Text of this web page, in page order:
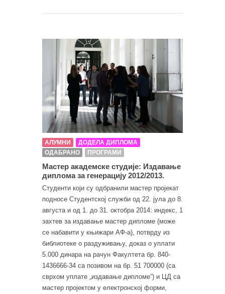
АЛУМНИ
ДОДЕЛА ДИПЛОМА
ОДАБРАНО
ПРОГРАМИ
Мастер академске студије: Издавање
диплома за генерацију 2012/2013.
Студенти који су одбранили мастер пројекат
подносе Студентској служби од 22. јула до 8.
августа и од 1. до 31. октобра 2014: индекс, 1
захтев за издавање мастер дипломе (може
се набавити у књижари АФ‐а), потврду из
библиотеке о раздуживању, доказ о уплати
5.000 динара на рачун Факултета бр. 840‐
1436666‐34 са позивом на бр. 51 700000 (са
сврхом уплате „издавање дипломе”) и ЦД са
мастер пројектом у електронској форми,